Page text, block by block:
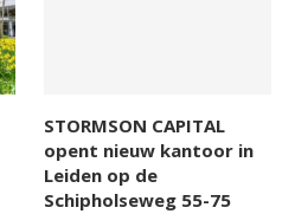
STORMSON CAPITAL
opent nieuw kantoor in
Leiden op de
Schipholseweg 55-75